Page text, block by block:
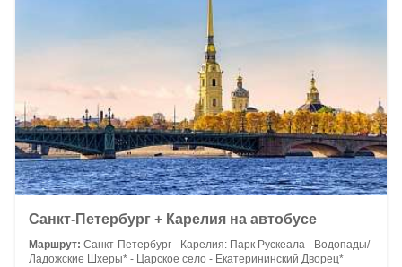
Санкт-Петербург + Карелия на автобусе
Маршрут: Санкт-Петербург - Карелия: Парк Рускеала - Водопады/
Ладожские Шхеры* - Царское село - Екатерининский Дворец*